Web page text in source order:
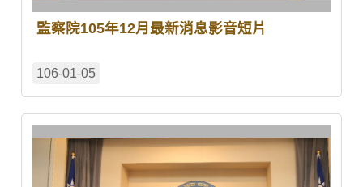
監察院105年12月最新消息影音短片
106-01-05